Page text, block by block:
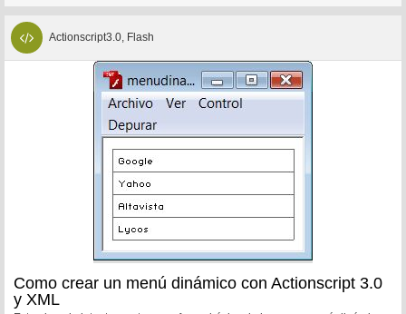
Actionscript3.0, Flash
Como crear un menú dinámico con Actionscript 3.0
y XML